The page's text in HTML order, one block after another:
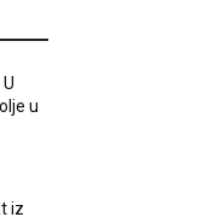
u
iz